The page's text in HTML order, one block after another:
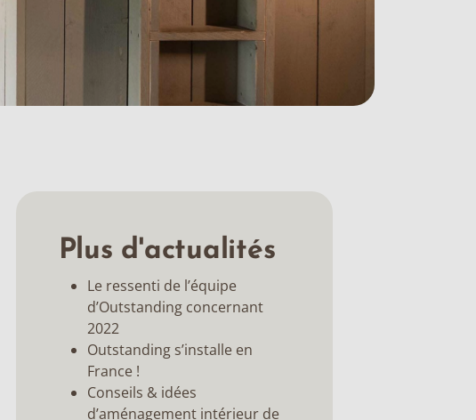
Plus d'actualités
Le ressenti de l’équipe
d’Outstanding concernant
2022
Outstanding s’installe en
France !
Conseils & idées
d’aménagement intérieur de